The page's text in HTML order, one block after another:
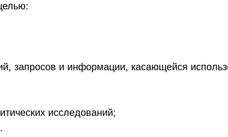
запросов и информации, касающейся
исследований;